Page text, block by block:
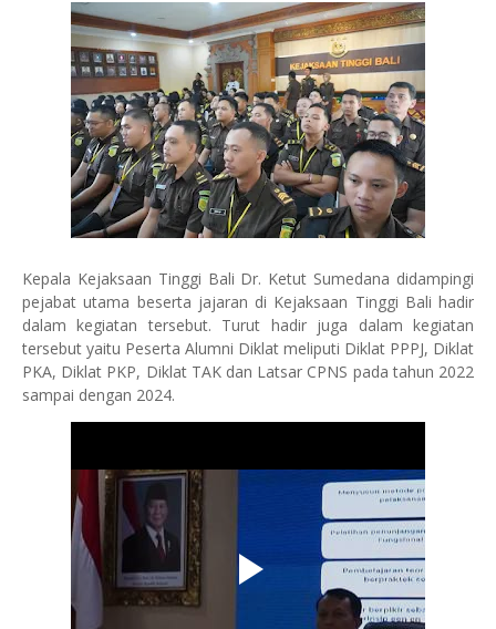
Kepala Kejaksaan Tinggi Bali Dr. Ketut Sumedana didampingi
pejabat utama beserta jajaran di Kejaksaan Tinggi Bali hadir
dalam kegiatan tersebut. Turut hadir juga dalam kegiatan
tersebut yaitu Peserta Alumni Diklat meliputi Diklat PPPJ, Diklat
PKA, Diklat PKP, Diklat TAK dan Latsar CPNS pada tahun 2022
sampai dengan 2024.